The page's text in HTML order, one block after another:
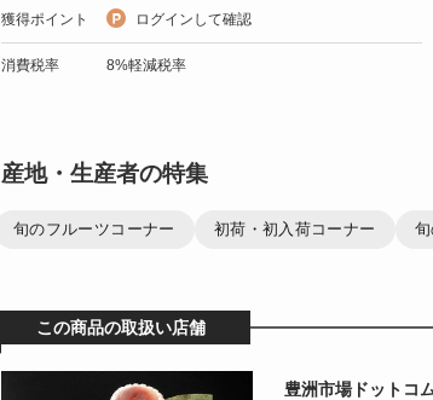
獲得ポイント ログインして確認
消費税率 8%軽減税率
産地・生産者の特集
旬のフルーツコーナー 初荷・初入荷コーナー
この商品の取扱い店舗
豊洲市場ドットコ